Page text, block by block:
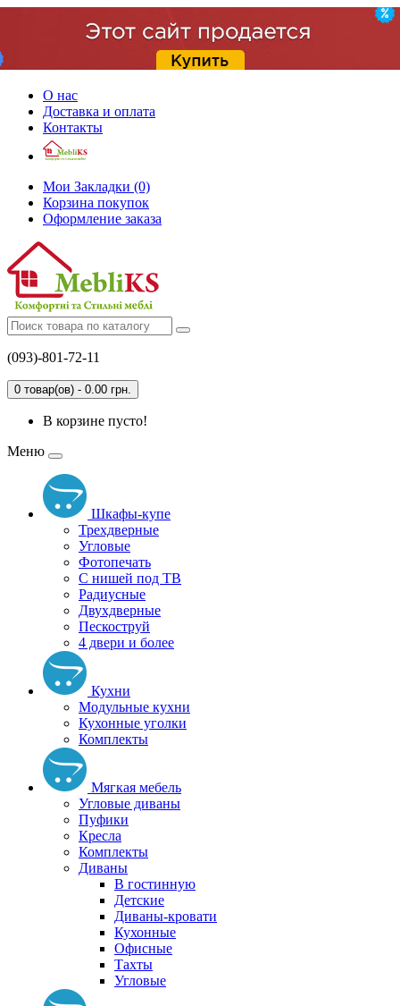
О нас
Доставка и оплата
Контакты
Мои Закладки (0)
Корзина покупок
Оформление заказа
(093)-801-72-11
0 товар(ов) - 0.00 грн.
В корзине пусто!
Меню
Шкафы-купе
Трехдверные
Угловые
Фотопечать
С нишей под ТВ
Радиусные
Двухдверные
Пескоструй
4 двери и более
Кухни
Модульные кухни
Кухонные уголки
Комплекты
Мягкая мебель
Угловые диваны
Пуфики
Кресла
Комплекты
Диваны
В гостинную
Детские
Диваны-кровати
Кухонные
Офисные
Тахты
Угловые